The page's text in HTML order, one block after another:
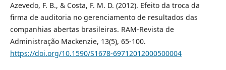
Azevedo, F. B., & Costa, F. M. D. (2012). Efeito da troca da
firma de auditoria no gerenciamento de resultados das
companhias abertas brasileiras. RAM-Revista de
Administração Mackenzie, 13(5), 65-100.
https://doi.org/10.1590/S1678-69712012000500004